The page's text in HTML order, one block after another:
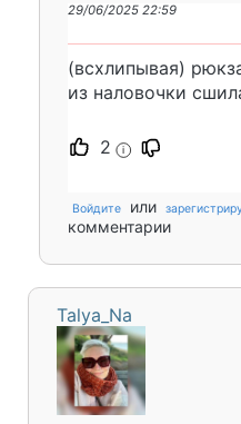
29/06/2025 22:59
(всхлипывая)
из наловочки
2 i
Войдите или
комментарии
Talya_Na